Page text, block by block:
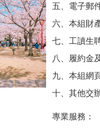
五、電子郵
六、本組財
七、工讀生
八、履約金
九、本組網
十、其他交
專業服務：